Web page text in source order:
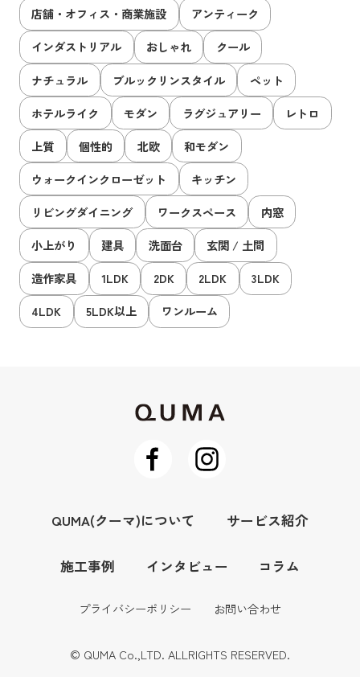
店舗・オフィス・商業施設
アンティーク
インダストリアル
おしゃれ
クール
ナチュラル
ブルックリンスタイル
ペット
ホテルライク
モダン ラグジュアリー
レトロ
上質
個性的 北欧
和モダン
ウォークインクローゼット
キッチン
リビングダイニング
ワークスペース
内窓
小上がり
建具 洗面台
玄関 / 土間
造作家具
1LDK 2DK 2LDK
3LDK
4LDK
5LDK以上 ワンルーム
QUMA(クーマ)について サービス紹介
施工事例 インタビュー コラム
プライバシーポリシー お問い合わせ
© QUMA Co.,LTD. ALLRIGHTS RESERVED.